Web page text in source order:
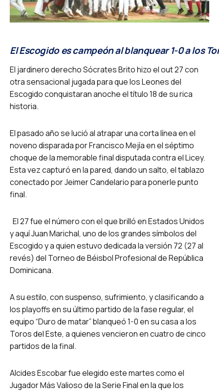
El Escogido es campeón al blanquear 1-0 a los
El jardinero derecho Sócrates Brito hizo el out 27 con
otra sensacional jugada para que los Leones del
Escogido conquistaran anoche el título 18 de su rica
historia.
El pasado año se lució al atrapar una corta línea en el
noveno disparada por Francisco Mejía en el séptimo
choque de la memorable final disputada contra el Licey.
Esta vez capturó en la pared, dando un salto, el tablazo
conectado por Jeimer Candelario para ponerle punto
final.
El 27 fue el número con el que brilló en Estados Unidos
y aquí Juan Marichal, uno de los grandes símbolos del
Escogido y a quien estuvo dedicada la versión 72 (27 al
revés) del Torneo de Béisbol Profesional de República
Dominicana.
A su estilo, con suspenso, sufrimiento, y clasificando a
los playoffs en su último partido de la fase regular, el
equipo “Duro de matar” blanqueó 1-0 en su casa a los
Toros del Este, a quienes vencieron en cuatro de cinco
partidos de la final.
Alcides Escobar fue elegido este martes como el
Jugador Más Valioso de la Serie Final en la que los